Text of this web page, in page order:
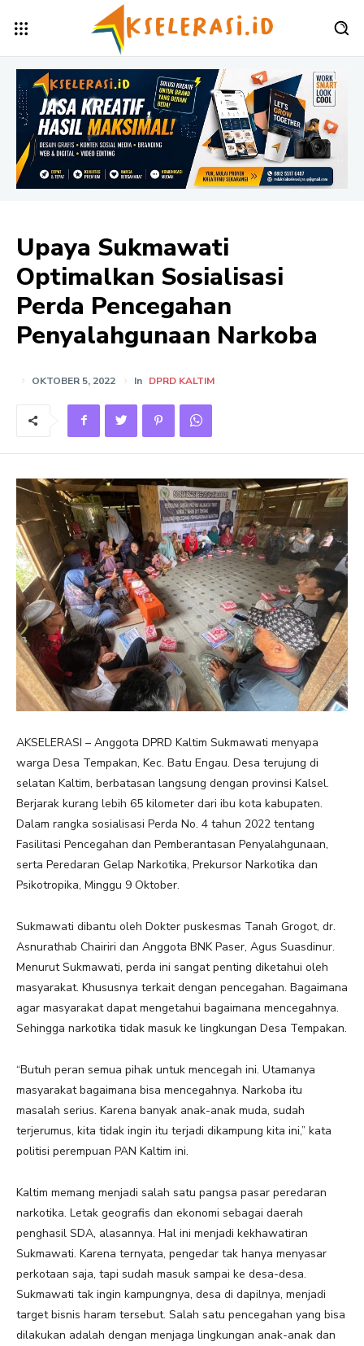
Upaya Sukmawati
Optimalkan Sosialisasi
Perda Pencegahan
Penyalahgunaan Narkoba
OKTOBER 5, 2022 In DPRD KALTIM
AKSELERASI – Anggota DPRD Kaltim Sukmawati menyapa
warga Desa Tempakan, Kec. Batu Engau. Desa terujung di
selatan Kaltim, berbatasan langsung dengan provinsi Kalsel.
Berjarak kurang lebih 65 kilometer dari ibu kota kabupaten.
Dalam rangka sosialisasi Perda No. 4 tahun 2022 tentang
Fasilitasi Pencegahan dan Pemberantasan Penyalahgunaan,
serta Peredaran Gelap Narkotika, Prekursor Narkotika dan
Psikotropika, Minggu 9 Oktober.
Sukmawati dibantu oleh Dokter puskesmas Tanah Grogot, dr.
Asnurathab Chairiri dan Anggota BNK Paser, Agus Suasdinur.
Menurut Sukmawati, perda ini sangat penting diketahui oleh
masyarakat. Khususnya terkait dengan pencegahan. Bagaimana
agar masyarakat dapat mengetahui bagaimana mencegahnya.
Sehingga narkotika tidak masuk ke lingkungan Desa Tempakan.
“Butuh peran semua pihak untuk mencegah ini. Utamanya
masyarakat bagaimana bisa mencegahnya. Narkoba itu
masalah serius. Karena banyak anak-anak muda, sudah
terjerumus, kita tidak ingin itu terjadi dikampung kita ini,” kata
politisi perempuan PAN Kaltim ini.
Kaltim memang menjadi salah satu pangsa pasar peredaran
narkotika. Letak geografis dan ekonomi sebagai daerah
penghasil SDA, alasannya. Hal ini menjadi kekhawatiran
Sukmawati. Karena ternyata, pengedar tak hanya menyasar
perkotaan saja, tapi sudah masuk sampai ke desa-desa.
Sukmawati tak ingin kampungnya, desa di dapilnya, menjadi
target bisnis haram tersebut. Salah satu pencegahan yang bisa
dilakukan adalah dengan menjaga lingkungan anak-anak dan